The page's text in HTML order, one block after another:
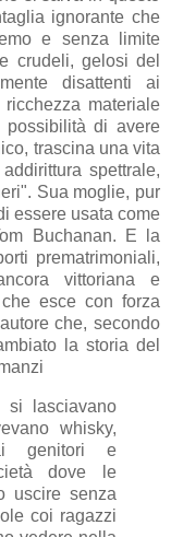
ignorante che
e senza limite
crudeli, gelosi del
disattenti ai
materiale
possibilità di avere
trascina una vita
spettrale,
Sua moglie, pur
essere usata come
Buchanan. E la
prematrimoniali,
vittoriana e
esce con forza
che, secondo
la storia del
si lasciavano
whisky,
genitori e
dove le
uscire senza
coi ragazzi